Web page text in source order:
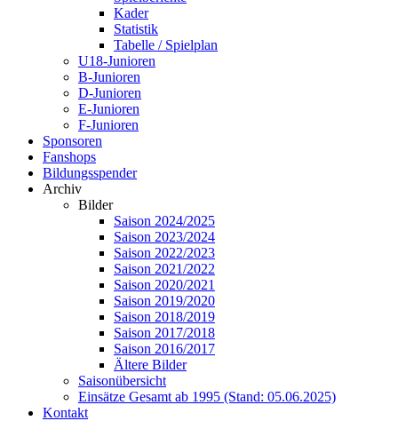
Kader
Statistik
Tabelle / Spielplan
U18-Junioren
B-Junioren
D-Junioren
E-Junioren
F-Junioren
Sponsoren
Fanshops
Bildungsspender
Archiv
Bilder
Saison 2024/2025
Saison 2023/2024
Saison 2022/2023
Saison 2021/2022
Saison 2020/2021
Saison 2019/2020
Saison 2018/2019
Saison 2017/2018
Saison 2016/2017
Ältere Bilder
Saisonübersicht
Einsätze Gesamt ab 1995 (Stand: 05.06.2025)
Kontakt